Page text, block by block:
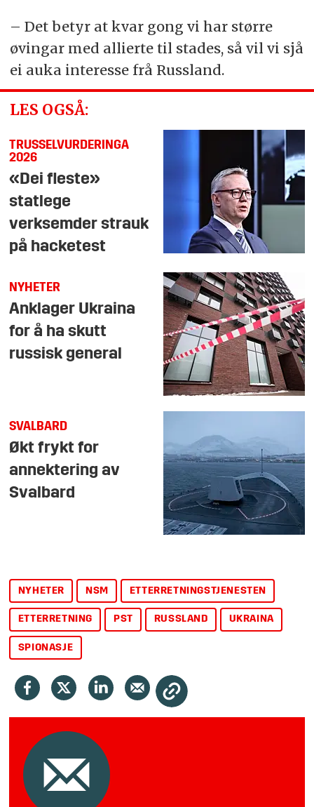
– Det betyr at kvar gong vi har større
øvingar med allierte til stades, så vil vi sjå
ei auka interesse frå Russland.
LES OGSÅ:
TRUSSELVURDERINGA
2026
«Dei fleste»
statlege
verksemder strauk
på hacketest
NYHETER
Anklager Ukraina
for å ha skutt
russisk general
SVALBARD
Økt frykt for
annektering av
Svalbard
NYHETER NSM ETTERRETNINGSTJENESTEN
ETTERRETNING PST RUSSLAND UKRAINA
SPIONASJE